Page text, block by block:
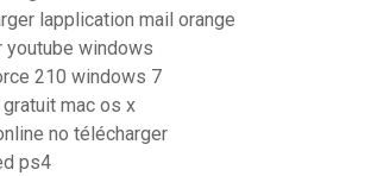
lapplication mail orange
youtube windows
210 windows 7
mac os x
no télécharger
ps4